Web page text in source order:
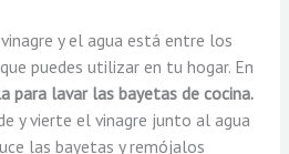
y el agua está entre los
puedes utilizar en tu hogar. En
para lavar las bayetas de cocina.
y vierte el vinagre junto al agua
las bayetas y remójalos